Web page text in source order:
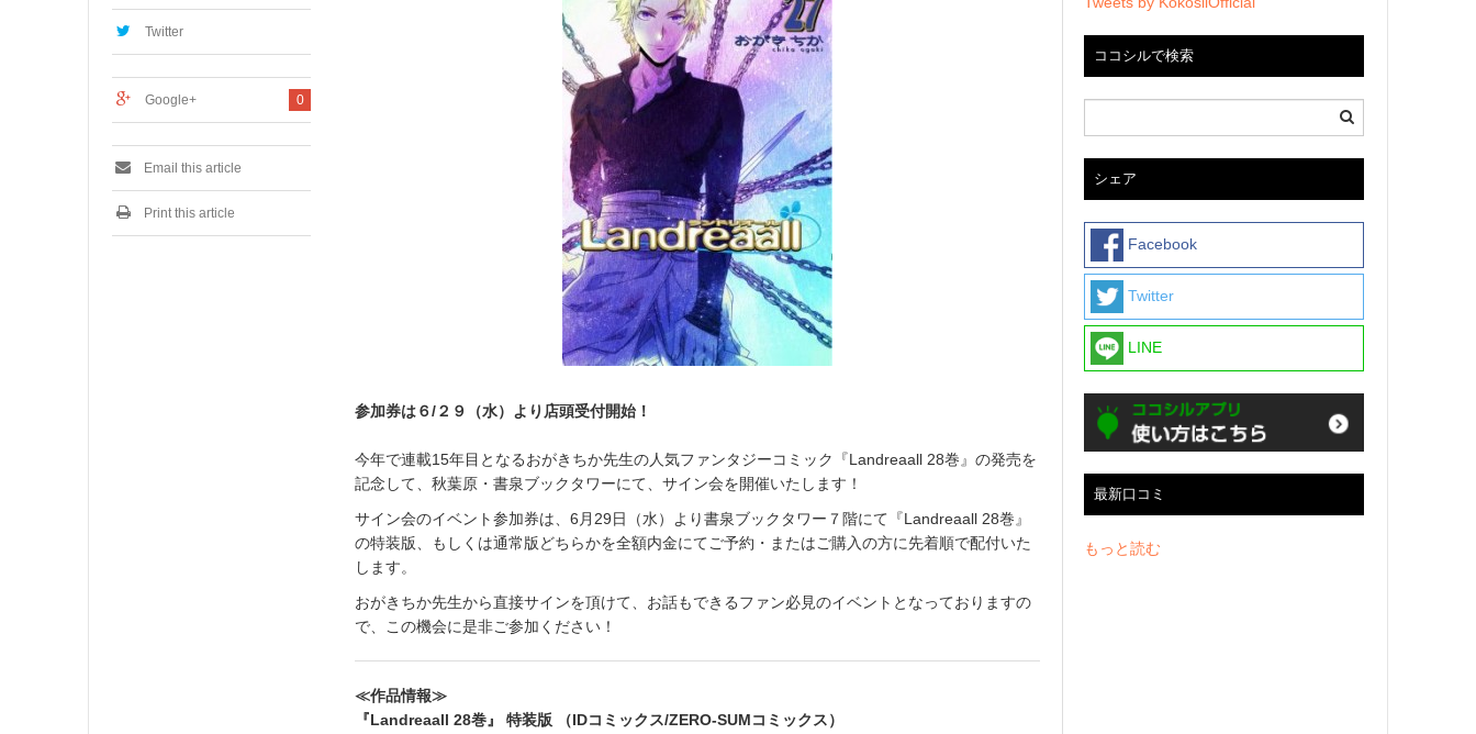
参加券は６/２９（水）より店頭受付開始！
今年で連載15年目となるおがきちか先生の人気ファンタジーコミック『Landreaall 28巻』の発売を
記念して、秋葉原・書泉ブックタワーにて、サイン会を開催いたします！
サイン会のイベント参加券は、6月29日（水）より書泉ブックタワー７階にて『Landreaall 28巻』
の特装版、もしくは通常版どちらかを全額内金にてご予約・またはご購入の方に先着順で配付いた
します。
おがきちか先生から直接サインを頂けて、お話もできるファン必見のイベントとなっておりますの
で、この機会に是非ご参加ください！
≪作品情報≫
『Landreaall 28巻』 特装版 （IDコミックス/ZERO-SUMコミックス）
Twitter
0
Google+
Email this article
Print this article
ココシルで検索
シェア
Facebook
Twitter
LINE
最新口コミ
もっと読む